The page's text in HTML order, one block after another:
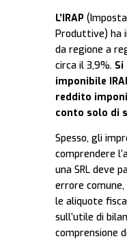
L’IRAP
Produttive) ha
da regione a
circa il 3,9%.
imponibile
reddito
conto solo di
Spesso, gli
comprendere
una SRL deve
errore
le aliquote
sull’utile di
comprensione